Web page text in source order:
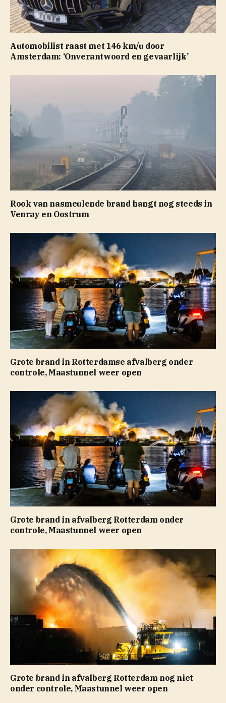
Automobilist raast met 146 km/u door
Amsterdam: ‘Onverantwoord en gevaarlijk’
Rook van nasmeulende brand hangt nog steeds in
Venray en Oostrum
Grote brand in Rotterdamse afvalberg onder
controle, Maastunnel weer open
Grote brand in afvalberg Rotterdam onder
controle, Maastunnel weer open
Grote brand in afvalberg Rotterdam nog niet
onder controle, Maastunnel weer open